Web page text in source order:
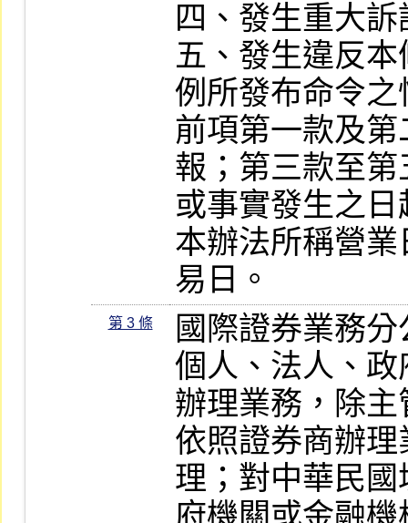
四、發生重大
五、發生違反
例所發布命令之
前項第一款及
報；第三款至
或事實發生之
本辦法所稱營
易日。
第 3 條
國際證券業務
個人、法人、
辦理業務，除
依照證券商辦
理；對中華民